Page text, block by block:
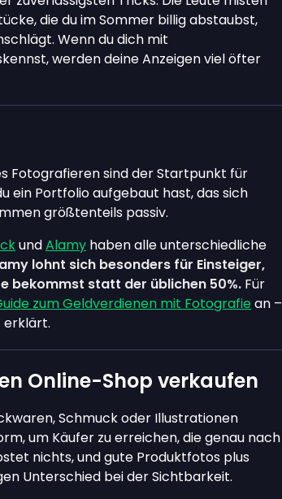
die du im Sommer billig abstaubst,
Wenn du dich mit
werden deine Anzeigen viel öfter
Fotografieren sind der Startpunkt für
ein Portfolio aufgebaut hast, das sich
größtenteils passiv.
undAlamy haben alle unterschiedliche
lohnt sich besonders für Einsteiger,
bekommst statt der üblichen 50%. Für
zum Geldverdienen mit Fotografie an –
erklärt.
Online-Shop verkaufen
Schmuck oder Illustrationen
um Käufer zu erreichen, die genau nach
nichts, und gute Produktfotos plus
Unterschied bei der Sichtbarkeit.